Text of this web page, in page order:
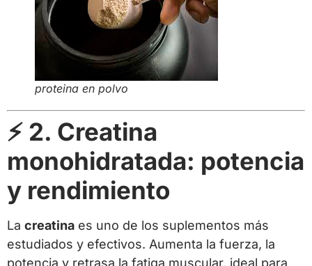
proteina en polvo
⚡ 2. Creatina
monohidratada: potencia
y rendimiento
La creatina es uno de los suplementos más
estudiados y efectivos. Aumenta la fuerza, la